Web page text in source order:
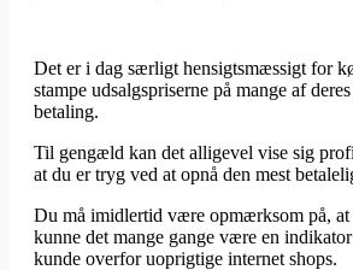
Det er i dag særligt hensigtsmæssigt for
stampe udsalgspriserne på mange af
betaling.
Til gengæld kan det alligevel vise sig
at du er tryg ved at opnå den mest
Du må imidlertid være opmærksom på, at
kunne det mange gange være en
kunde overfor uoprigtige internet shops.